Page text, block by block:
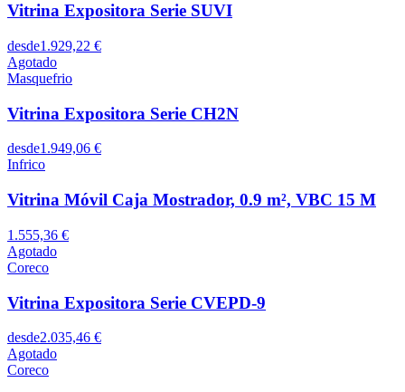
Vitrina Expositora Serie SUVI
desde1.929,22 €
Agotado
Masquefrio
Vitrina Expositora Serie CH2N
desde1.949,06 €
Infrico
Vitrina Móvil Caja Mostrador, 0.9 m², VBC 15 M
1.555,36 €
Agotado
Coreco
Vitrina Expositora Serie CVEPD-9
desde2.035,46 €
Agotado
Coreco